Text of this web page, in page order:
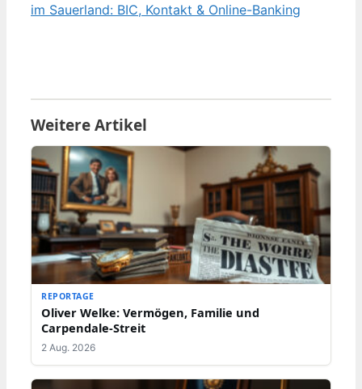
im Sauerland: BIC, Kontakt & Online-Banking
Weitere Artikel
REPORTAGE
Oliver Welke: Vermögen, Familie und
Carpendale-Streit
2 Aug. 2026